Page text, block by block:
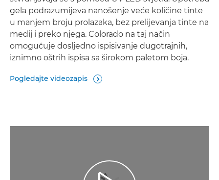
gela podrazumijeva nanošenje veće količine tinte
u manjem broju prolazaka, bez prelijevanja tinte na
medij i preko njega. Colorado na taj način
omogućuje dosljedno ispisivanje dugotrajnih,
iznimno oštrih ispisa sa širokom paletom boja.
Pogledajte videozapis 